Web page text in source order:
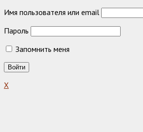
Имя пользователя или email
Пароль
Запомнить меня
X